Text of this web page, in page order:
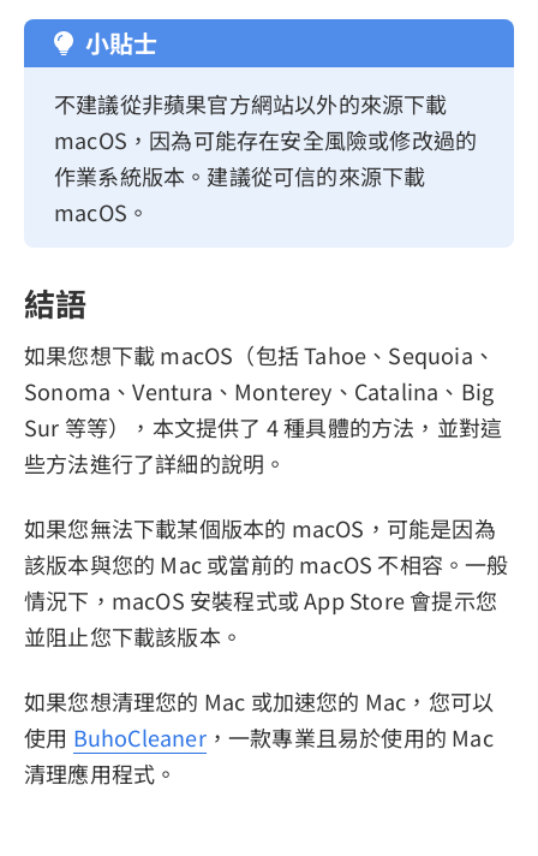
小貼士
不建議從非蘋果官方網站以外的來源下載
macOS，因為可能存在安全風險或修改過的
作業系統版本。建議從可信的來源下載
macOS。
結語
如果您想下載 macOS（包括 Tahoe、Sequoia、
Sonoma、Ventura、Monterey、Catalina、Big
Sur 等等），本文提供了 4 種具體的方法，並對這
些方法進行了詳細的說明。
如果您無法下載某個版本的 macOS，可能是因為
該版本與您的 Mac 或當前的 macOS 不相容。一般
情況下，macOS 安裝程式或 App Store 會提示您
並阻止您下載該版本。
如果您想清理您的 Mac 或加速您的 Mac，您可以
使用 BuhoCleaner，一款專業且易於使用的 Mac
清理應用程式。